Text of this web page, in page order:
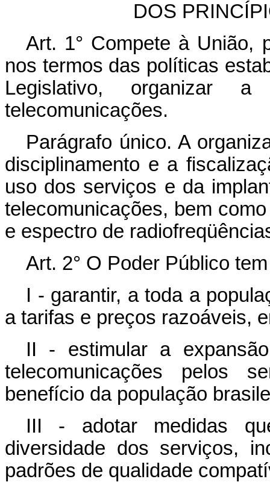
DOS
Art. 1° Compete à União,
nos termos das políticas
Legislativo, organizar
telecomunicações.
Parágrafo único. A
disciplinamento e a
uso dos serviços e da
telecomunicações, bem
e espectro de
Art. 2° O Poder Público
I - garantir, a toda a
a tarifas e preços razoáveis,
II - estimular a
telecomunicações pelos
benefício da população
III - adotar medidas
diversidade dos serviços,
padrões de qualidade